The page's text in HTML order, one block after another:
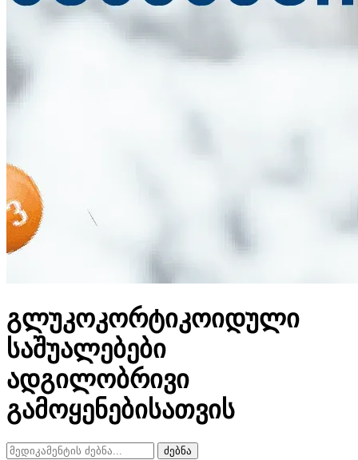
გლუკოკორტიკოიდული
საშუალებები
ადგილობრივი
გამოყენებისათვის
ძებნა